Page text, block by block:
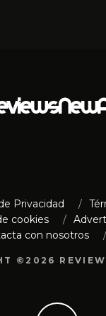
Privacidad
cookies
con nosotros
©2026